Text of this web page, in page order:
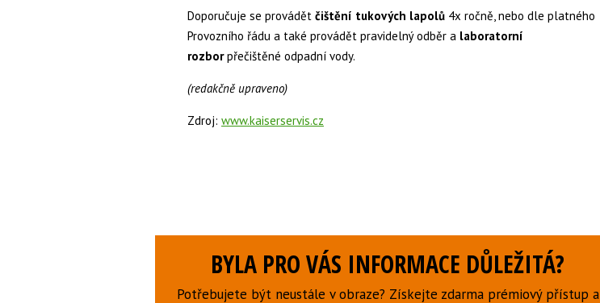
Doporučuje se provádět čištění tukových lapolů 4x ročně, nebo dle platného
Provozního řádu a také provádět pravidelný odběr a laboratorní
rozbor přečištěné odpadní vody.
(redakčně upraveno)
Zdroj: www.kaiserservis.cz
BYLA PRO VÁS INFORMACE DŮLEŽITÁ?
Potřebujete být neustále v obraze? Získejte zdarma prémiový přístup a